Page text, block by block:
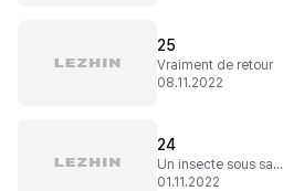
25
Vraiment de retour
08.11.2022
24
Un insecte sous sa chaussure
01.11.2022